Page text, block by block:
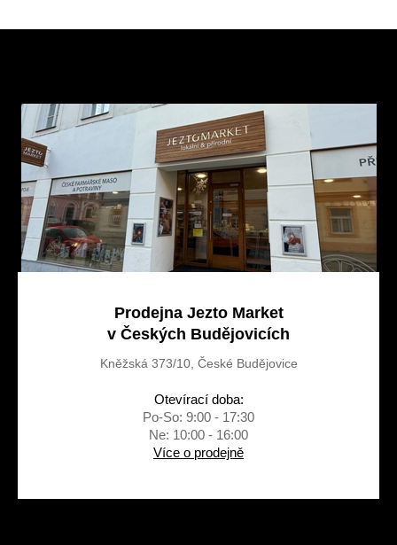
Prodejna Jezto Market
v Českých Budějovicích
Kněžská 373/10, České Budějovice
Otevírací doba:
Po-So: 9:00 - 17:30
Ne: 10:00 - 16:00
Více o prodejně